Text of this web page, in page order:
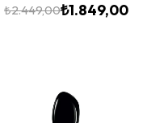
₺2.449,00₺1.849,00